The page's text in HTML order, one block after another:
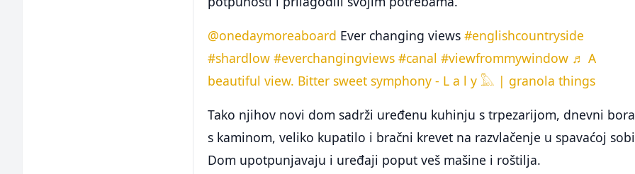
@onedaymoreaboard Ever changing views#englishcountryside
#shardlow #everchangingviews #canal #viewfrommywindow ♬ A
beautiful view. Bitter sweet symphony - L a l y 𓅓 | granola things
Tako njihov novi dom sadrži uređenu kuhinju s trpezarijom, dnevni
s kaminom, veliko kupatilo i bračni krevet na razvlačenje u spavaćoj
Dom upotpunjavaju i uređaji poput veš mašine i roštilja.